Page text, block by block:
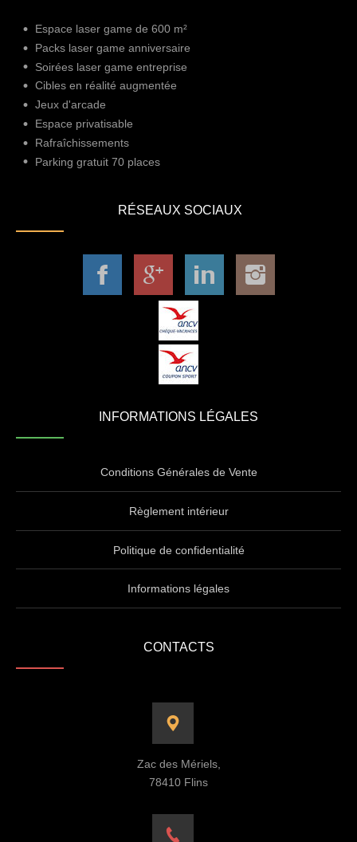
Espace laser game de 600 m²
Packs laser game anniversaire
Soirées laser game entreprise
Cibles en réalité augmentée
Jeux d'arcade
Espace privatisable
Rafraîchissements
Parking gratuit 70 places
RÉSEAUX SOCIAUX
INFORMATIONS LÉGALES
Conditions Générales de Vente
Règlement intérieur
Politique de confidentialité
Informations légales
CONTACTS
Zac des Mériels,
78410 Flins